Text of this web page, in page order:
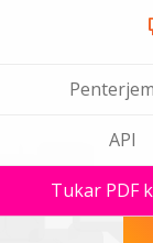
API
Tukar PDF